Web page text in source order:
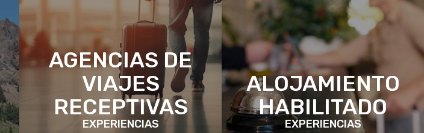
AGENCIAS DE
VIAJES
RECEPTIVAS
EXPERIENCIAS
ALOJAMIENTO
HABILITADO
EXPERIENCIAS